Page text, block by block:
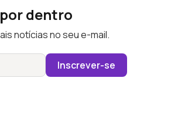
dentro
notícias no seu e-mail.
Inscrever-se